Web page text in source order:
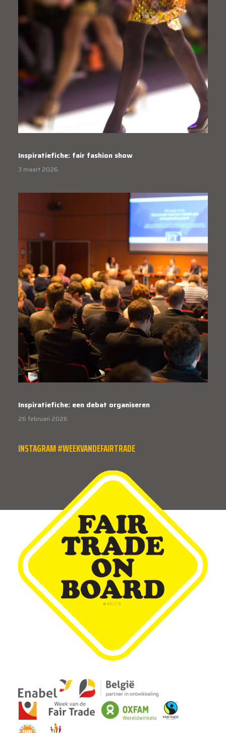
Inspiratiefiche: fair fashion show
3 maart 2026
Inspiratiefiche: een debat organiseren
26 februari 2026
INSTAGRAM #WEEKVANDEFAIRTRADE